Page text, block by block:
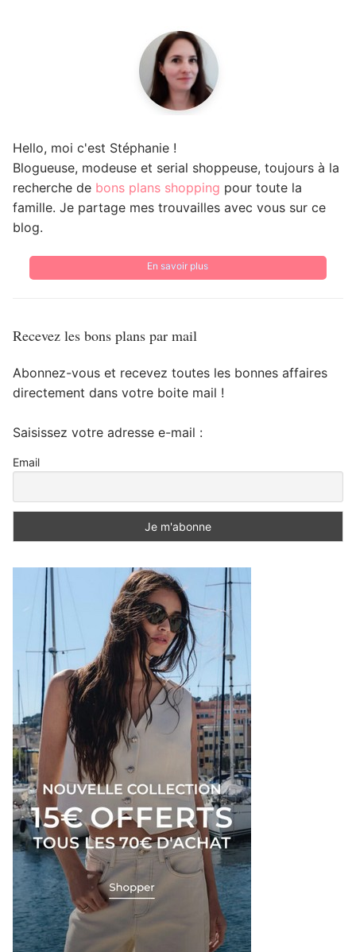
Hello, moi c'est Stéphanie !
Blogueuse, modeuse et serial shoppeuse, toujours à la
recherche de bons plans shopping pour toute la
famille. Je partage mes trouvailles avec vous sur ce
blog.
En savoir plus
Recevez les bons plans par mail
Abonnez-vous et recevez toutes les bonnes affaires
directement dans votre boite mail !
Saisissez votre adresse e-mail :
Email